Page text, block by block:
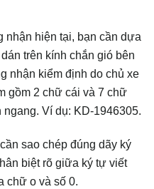
nhận hiện tại, bạn cần dựa
trên kính chắn gió bên
nhận kiểm định do chủ xe
gồm 2 chữ cái và 7 chữ
Ví dụ: KD-1946305.
sao chép đúng dãy ký
biệt rõ giữa ký tự viết
chữ o và số 0.